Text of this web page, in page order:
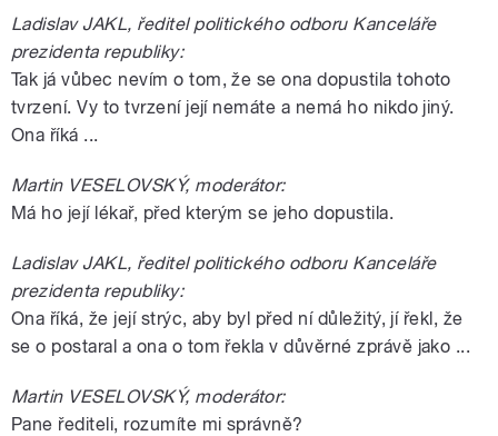
Ladislav JAKL, ředitel politického odboru Kanceláře
prezidenta republiky:
Tak já vůbec nevím o tom, že se ona dopustila tohoto
tvrzení. Vy to tvrzení její nemáte a nemá ho nikdo jiný.
Ona říká ...
Martin VESELOVSKÝ, moderátor:
Má ho její lékař, před kterým se jeho dopustila.
Ladislav JAKL, ředitel politického odboru Kanceláře
prezidenta republiky:
Ona říká, že její strýc, aby byl před ní důležitý, jí řekl, že
se o postaral a ona o tom řekla v důvěrné zprávě jako ...
Martin VESELOVSKÝ, moderátor:
Pane řediteli, rozumíte mi správně?